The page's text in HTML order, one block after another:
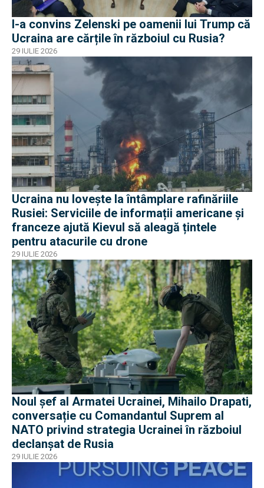
I-a convins Zelenski pe oamenii lui Trump că
Ucraina are cărțile în războiul cu Rusia?
29 IULIE 2026
Ucraina nu lovește la întâmplare rafinăriile
Rusiei: Serviciile de informații americane și
franceze ajută Kievul să aleagă țintele
pentru atacurile cu drone
29 IULIE 2026
Noul șef al Armatei Ucrainei, Mihailo Drapati,
conversație cu Comandantul Suprem al
NATO privind strategia Ucrainei în războiul
declanșat de Rusia
29 IULIE 2026